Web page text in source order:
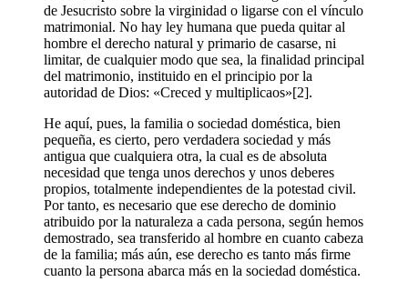
de Jesucristo sobre la virginidad o ligarse con el vínculo
matrimonial. No hay ley humana que pueda quitar al
hombre el derecho natural y primario de casarse, ni
limitar, de cualquier modo que sea, la finalidad principal
del matrimonio, instituido en el principio por la
autoridad de Dios: «Creced y multiplicaos»[2].
He aquí, pues, la familia o sociedad doméstica, bien
pequeña, es cierto, pero verdadera sociedad y más
antigua que cualquiera otra, la cual es de absoluta
necesidad que tenga unos derechos y unos deberes
propios, totalmente independientes de la potestad civil.
Por tanto, es necesario que ese derecho de dominio
atribuido por la naturaleza a cada persona, según hemos
demostrado, sea transferido al hombre en cuanto cabeza
de la familia; más aún, ese derecho es tanto más firme
cuanto la persona abarca más en la sociedad doméstica.